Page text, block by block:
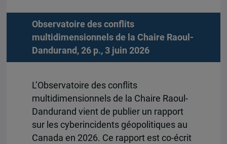
Observatoire des conflits
multidimensionnels de la Chaire Raoul-
Dandurand, 26 p., 3 juin 2026
L’Observatoire des conflits
multidimensionnels de la Chaire Raoul-
Dandurand vient de publier un rapport
sur les cyberincidents géopolitiques au
Canada en 2026. Ce rapport est co-écrit